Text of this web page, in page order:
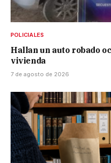
POLICIALES
Hallan un auto robado
vivienda
7 de agosto de 2026